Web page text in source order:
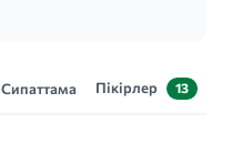
Сипаттама Пікірлер 13